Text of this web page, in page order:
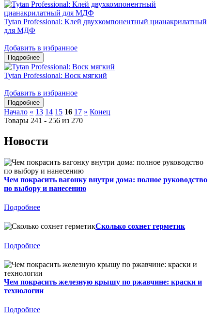
Tytan Professional: Клей двухкомпонентный цианакрилатный
для МДФ
Добавить в избранное
Tytan Professional: Воск мягкий
Добавить в избранное
Начало « 13 14 15 16 17 » Конец
Товары 241 - 256 из 270
Новости
Чем покрасить вагонку внутри дома: полное руководство
по выбору и нанесению
Подробнее
Сколько сохнет герметик
Подробнее
Чем покрасить железную крышу по ржавчине: краски и
технологии
Подробнее